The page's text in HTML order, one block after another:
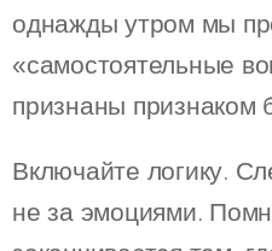
однажды утром мы
«самостоятельные
признаны признаком
Включайте логику.
не за эмоциями.